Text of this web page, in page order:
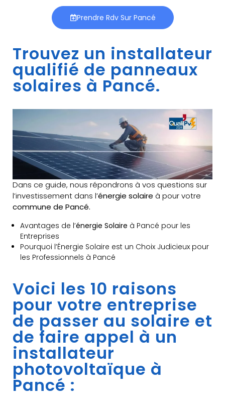
Prendre Rdv Sur Pancé
Trouvez un installateur
qualifié de panneaux
solaires à Pancé.
Dans ce guide, nous répondrons à vos questions sur
l’investissement dans l’énergie solaire à pour votre
commune de Pancé.
Avantages de l’énergie Solaire à Pancé pour les
Entreprises
Pourquoi l’Énergie Solaire est un Choix Judicieux pour
les Professionnels à Pancé
Voici les 10 raisons
pour votre entreprise
de passer au solaire et
de faire appel à un
installateur
photovoltaïque à
Pancé :